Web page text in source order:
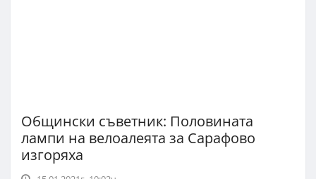
Общински съветник: Половината
лампи на велоалеята за Сарафово
изгоряха